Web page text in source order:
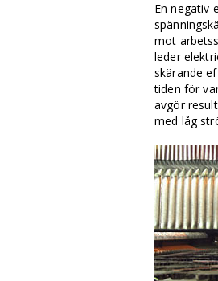
En negativ
mot
leder
skärande
tiden för
avgör
med låg